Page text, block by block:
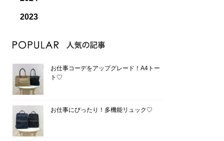
2023
お仕事コーデをアップグレード！A4トー
ト♡
お仕事にぴったり！多機能リュック♡